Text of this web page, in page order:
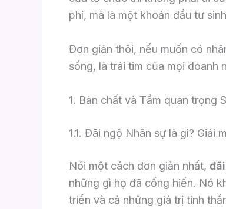
phí, mà là một khoản đầu tư
Đơn giản thôi, nếu muốn có
sống, là trái tim của mọi doanh
1. Bản chất và Tầm quan trọng
1.1. Đãi ngộ Nhân sự là gì? Giải
Nói một cách đơn giản nhất,
những gì họ đã cống hiến. Nó
triển và cả những giá trị tinh